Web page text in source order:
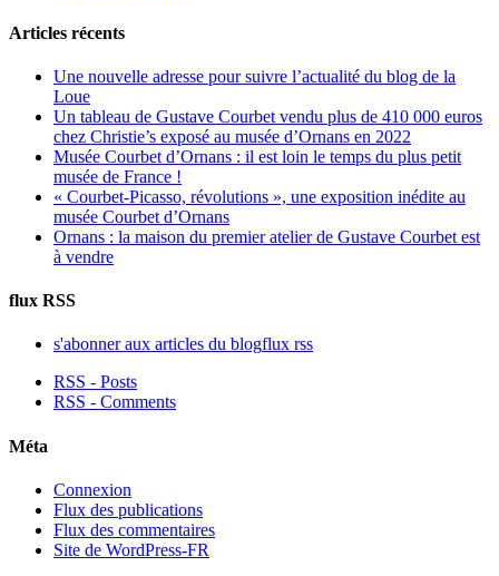
Articles récents
Une nouvelle adresse pour suivre l’actualité du blog de la
Loue
Un tableau de Gustave Courbet vendu plus de 410 000 euros
chez Christie’s exposé au musée d’Ornans en 2022
Musée Courbet d’Ornans : il est loin le temps du plus petit
musée de France !
« Courbet-Picasso, révolutions », une exposition inédite au
musée Courbet d’Ornans
Ornans : la maison du premier atelier de Gustave Courbet est
à vendre
flux RSS
s'abonner aux articles du blogflux rss
RSS - Posts
RSS - Comments
Méta
Connexion
Flux des publications
Flux des commentaires
Site de WordPress-FR